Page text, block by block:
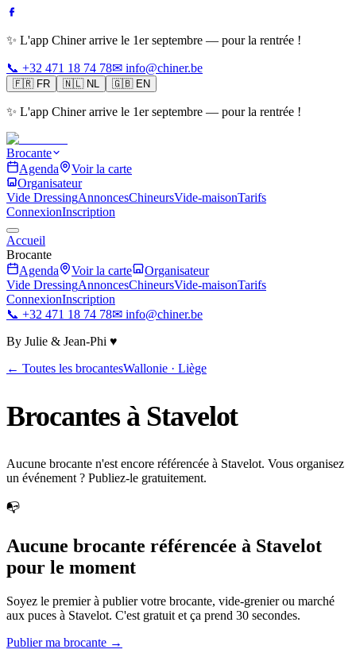
✨ L'app Chiner arrive le 1er septembre — pour la rentrée !
📞 +32 471 18 74 78✉ info@chiner.be
🇫🇷 FR 🇳🇱 NL 🇬🇧 EN
✨ L'app Chiner arrive le 1er septembre — pour la rentrée !
Brocante
Agenda
Voir la carte
Organisateur
Vide DressingAnnoncesChineursVide-maisonTarifs
ConnexionInscription
Accueil
Brocante
Agenda
Voir la carte
Organisateur
Vide DressingAnnoncesChineursVide-maisonTarifs
ConnexionInscription
📞 +32 471 18 74 78✉ info@chiner.be
By Julie & Jean-Phi ♥
← Toutes les brocantesWallonie · Liège
Brocantes à Stavelot
Aucune brocante n'est encore référencée à Stavelot. Vous organisez
un événement ? Publiez-le gratuitement.
📭
Aucune brocante référencée à Stavelot
pour le moment
Soyez le premier à publier votre brocante, vide-grenier ou marché
aux puces à Stavelot. C'est gratuit et ça prend 30 secondes.
Publier ma brocante →